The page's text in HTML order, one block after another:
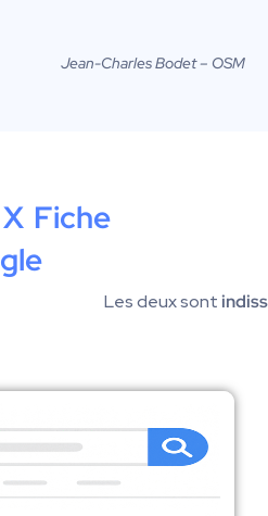
Jean-Charles Bodet – OSM
Fiche
Les deux sont